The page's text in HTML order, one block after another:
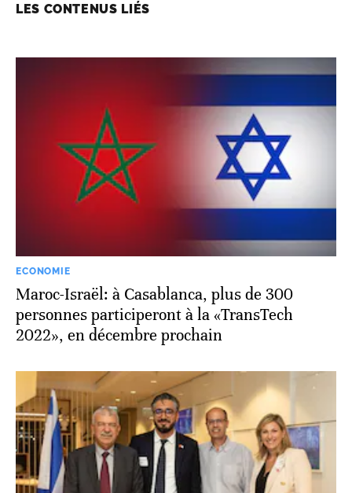
LES CONTENUS LIÉS
ECONOMIE
Maroc-Israël: à Casablanca, plus de 300
personnes participeront à la «TransTech
2022», en décembre prochain